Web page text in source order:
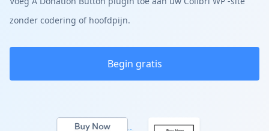
zonder codering of hoofdpijn.
Begin gratis